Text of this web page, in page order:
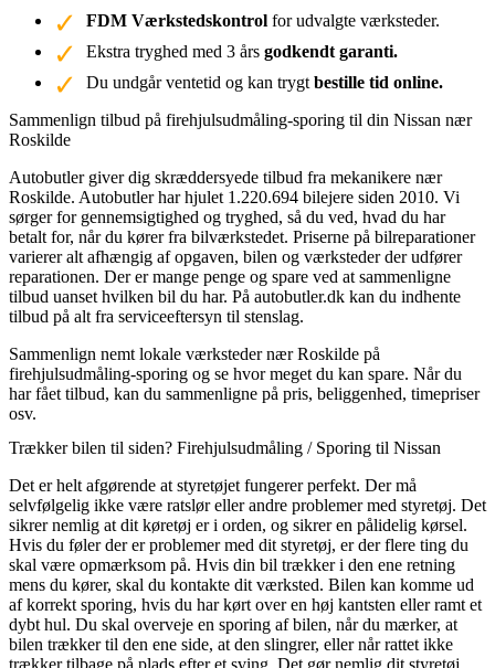
FDM Værkstedskontrol for udvalgte værksteder.
Ekstra tryghed med 3 års godkendt garanti.
Du undgår ventetid og kan trygt bestille tid online.
Sammenlign tilbud på firehjulsudmåling-sporing til din Nissan nær
Roskilde
Autobutler giver dig skræddersyede tilbud fra mekanikere nær
Roskilde. Autobutler har hjulet 1.220.694 bilejere siden 2010. Vi
sørger for gennemsigtighed og tryghed, så du ved, hvad du har
betalt for, når du kører fra bilværkstedet. Priserne på bilreparationer
varierer alt afhængig af opgaven, bilen og værksteder der udfører
reparationen. Der er mange penge og spare ved at sammenligne
tilbud uanset hvilken bil du har. På autobutler.dk kan du indhente
tilbud på alt fra serviceeftersyn til stenslag.
Sammenlign nemt lokale værksteder nær Roskilde på
firehjulsudmåling-sporing og se hvor meget du kan spare. Når du
har fået tilbud, kan du sammenligne på pris, beliggenhed, timepriser
osv.
Trækker bilen til siden? Firehjulsudmåling / Sporing til Nissan
Det er helt afgørende at styretøjet fungerer perfekt. Der må
selvfølgelig ikke være ratslør eller andre problemer med styretøj. Det
sikrer nemlig at dit køretøj er i orden, og sikrer en pålidelig kørsel.
Hvis du føler der er problemer med dit styretøj, er der flere ting du
skal være opmærksom på. Hvis din bil trækker i den ene retning
mens du kører, skal du kontakte dit værksted. Bilen kan komme ud
af korrekt sporing, hvis du har kørt over en høj kantsten eller ramt et
dybt hul. Du skal overveje en sporing af bilen, når du mærker, at
bilen trækker til den ene side, at den slingrer, eller når rattet ikke
trækker tilbage på plads efter et sving. Det gør nemlig dit styretøj